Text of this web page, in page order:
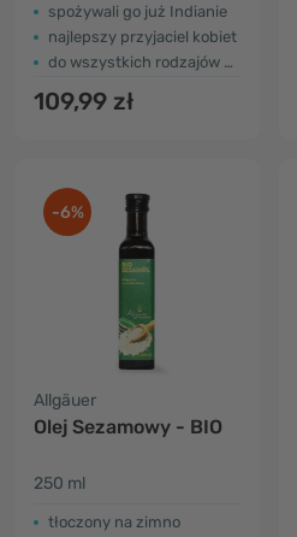
spożywali go już Indianie
najlepszy przyjaciel kobiet
do wszystkich rodzajów skóry
109,99 zł
-6%
Allgäuer
Olej Sezamowy - BIO
250 ml
tłoczony na zimno